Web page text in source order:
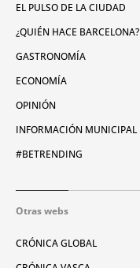
EL PULSO DE LA CIUDAD
¿QUIÉN HACE BARCELONA?
GASTRONOMÍA
ECONOMÍA
OPINIÓN
INFORMACIÓN MUNICIPAL
#BETRENDING
Otras webs
CRÓNICA GLOBAL